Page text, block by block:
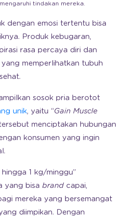
tindakan mereka.
dengan emosi tertentu bisa
Produk kebugaran,
rasa percaya diri dan
memperlihatkan tubuh
sosok pria berotot
unik, yaitu “Gain Muscle
menciptakan hubungan
konsumen yang ingin
1 kg/minggu”
yang bisa brand capai,
mereka yang bersemangat
diimpikan. Dengan